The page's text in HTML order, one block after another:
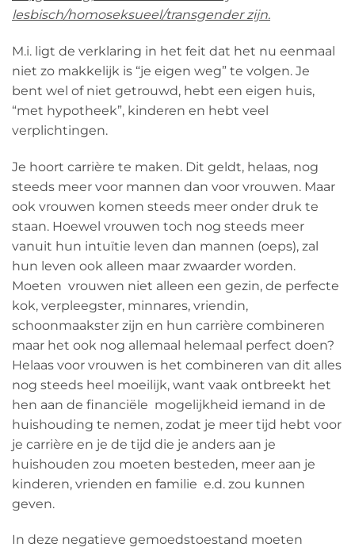
lesbisch/homoseksueel/transgender zijn.
M.i. ligt de verklaring in het feit dat het nu eenmaal
niet zo makkelijk is “je eigen weg” te volgen. Je
bent wel of niet getrouwd, hebt een eigen huis,
“met hypotheek”, kinderen en hebt veel
verplichtingen.
Je hoort carrière te maken. Dit geldt, helaas, nog
steeds meer voor mannen dan voor vrouwen. Maar
ook vrouwen komen steeds meer onder druk te
staan. Hoewel vrouwen toch nog steeds meer
vanuit hun intuïtie leven dan mannen (oeps), zal
hun leven ook alleen maar zwaarder worden.
Moeten vrouwen niet alleen een gezin, de perfecte
kok, verpleegster, minnares, vriendin,
schoonmaakster zijn en hun carrière combineren
maar het ook nog allemaal helemaal perfect doen?
Helaas voor vrouwen is het combineren van dit alles
nog steeds heel moeilijk, want vaak ontbreekt het
hen aan de financiële mogelijkheid iemand in de
huishouding te nemen, zodat je meer tijd hebt voor
je carrière en je de tijd die je anders aan je
huishouden zou moeten besteden, meer aan je
kinderen, vrienden en familie e.d. zou kunnen
geven.
In deze negatieve gemoedstoestand moeten